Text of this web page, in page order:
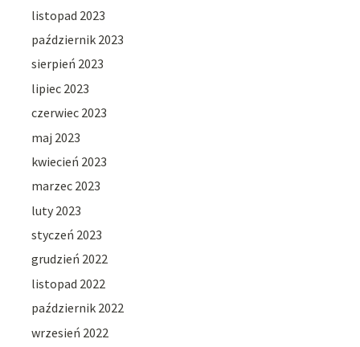
listopad 2023
październik 2023
sierpień 2023
lipiec 2023
czerwiec 2023
maj 2023
kwiecień 2023
marzec 2023
luty 2023
styczeń 2023
grudzień 2022
listopad 2022
październik 2022
wrzesień 2022